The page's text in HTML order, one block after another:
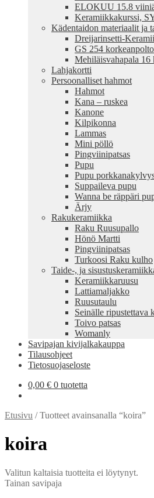
ELOKUU 15.8
Keramiikkakurssi,
Kädentaidon materiaalit ja
Dreijarinsetti-
GS 254
Mehiläisvahapala 16
Lahjakortti
Persoonalliset hahmot
Hahmot
Kana – ruskea
Kanone
Kilpikonna
Lammas
Mini pöllö
Pingviinipatsas
Pupu
Pupu
Suppaileva pupu
Wanna be räppäri
Ärjy
Rakukeramiikka
Raku Ruusupallo
Hönö Martti
Pingviinipatsas
Turkoosi Raku kulho
Taide-, ja
Keramiikkaruusu
Lattiamaljakko
Ruusutaulu
Seinälle ripustettava
Toivo patsas
Womanly
Savipajan kivijalkakauppa
Tilausohjeet
Tietosuojaseloste
0,00 € 0 tuotetta
Etusivu /Tuotteet avainsanalla “koira”
koira
Valitun kaltaisia tuotteita ei löytynyt.
Tainan savipaja